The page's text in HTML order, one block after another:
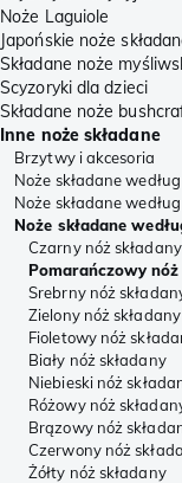
Noże Laguiole
Japońskie noże
Składane noże
Scyzoryki dla dzieci
Składane noże
Inne noże składane
Brzytwy i akcesoria
Noże składane
Noże składane
Noże składane
Czarny nóż składany
Pomarańczowy nóż
Srebrny nóż
Zielony nóż składany
Fioletowy nóż
Biały nóż składany
Niebieski nóż
Różowy nóż
Brązowy nóż
Czerwony nóż
Żółty nóż składany